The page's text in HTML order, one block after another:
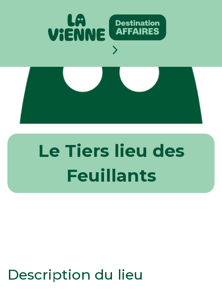
Le Tiers lieu des
Feuillants
Description du lieu
Panneau de gestion des cookies